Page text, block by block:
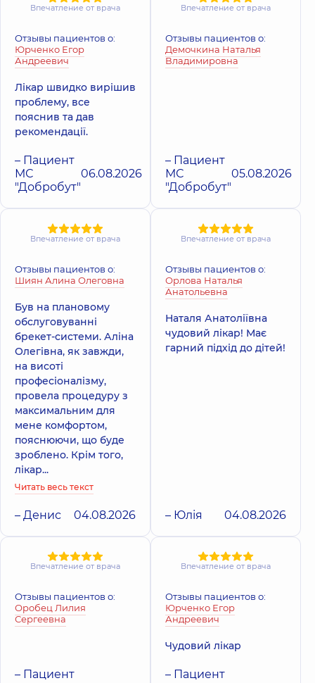
Впечатление от врача
Отзывы пациентов о:
Юрченко Егор
Андреевич
Лікар швидко вирішив
проблему, все
пояснив та дав
рекомендації.
– Пациент
МС
"Добробут"
06.08.2026
Впечатление от врача
Отзывы пациентов о:
Демочкина Наталья
Владимировна
– Пациент
МС
"Добробут"
05.08.2026
Впечатление от врача
Отзывы пациентов о:
Шиян Алина Олеговна
Був на плановому
обслуговуванні
брекет-системи. Аліна
Олегівна, як завжди,
на висоті
професіоналізму,
провела процедуру з
максимальним для
мене комфортом,
пояснюючи, що буде
зроблено. Крім того,
лікар...
Читать весь текст
– Денис 04.08.2026
Впечатление от врача
Отзывы пациентов о:
Орлова Наталья
Анатольевна
Наталя Анатоліївна
чудовий лікар! Має
гарний підхід до дітей!
– Юлія 04.08.2026
Впечатление от врача
Отзывы пациентов о:
Оробец Лилия
Сергеевна
– Пациент
Впечатление от врача
Отзывы пациентов о:
Юрченко Егор
Андреевич
Чудовий лікар
– Пациент